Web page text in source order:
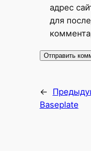
адрес
для
←
Baseplate